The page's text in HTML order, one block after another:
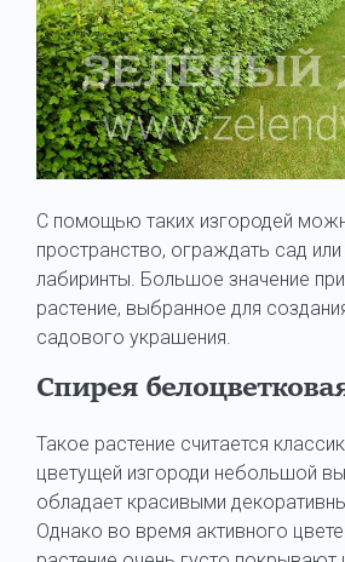
С помощью таких изгородей
пространство, ограждать сад
лабиринты. Большое значение
растение, выбранное для
садового украшения.
Спирея
Такое растение считается
цветущей изгороди небольшой
обладает красивыми
Однако во время активного